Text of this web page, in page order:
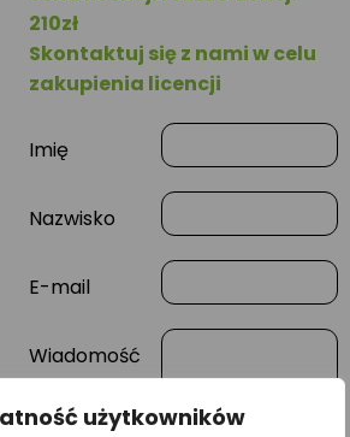
użytkowników
210zł
Skontaktuj się z nami w celu
zakupienia licencji
Imię
Nazwisko
E-mail
Wiadomość